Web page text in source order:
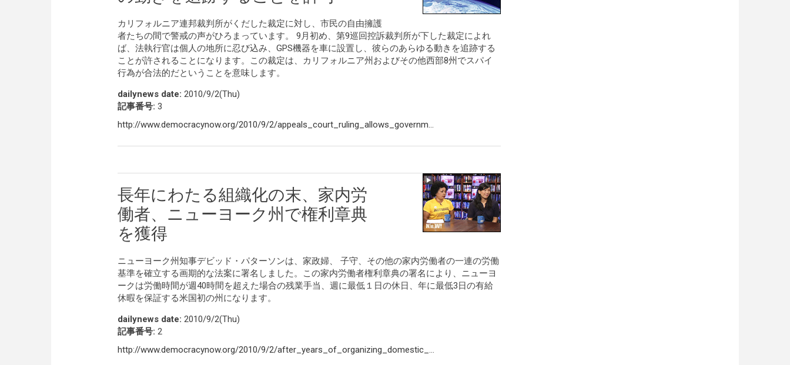
カリフォルニア連邦裁判所がくだした裁定に対し、市民の自由擁護
者たちの間で警戒の声がひろまっています。 9月初め、第9巡回控訴裁判所が下した裁定によれ
ば、法執行官は個人の地所に忍び込み、GPS機器を車に設置し、彼らのあらゆる動きを追跡する
ことが許されることになります。この裁定は、カリフォルニア州およびその他西部8州でスパイ
行為が合法的だということを意味します。
dailynews date: 2010/9/2(Thu)
記事番号: 3
http://www.democracynow.org/2010/9/2/appeals_court_ruling_allows_governm...
長年にわたる組織化の末、家内労
働者、ニューヨーク州で権利章典
を獲得
ニューヨーク州知事デビッド・パターソンは、家政婦、 子守、その他の家内労働者の一連の労働
基準を確立する画期的な法案に署名しました。この家内労働者権利章典の署名により、ニューヨ
ークは労働時間が週40時間を超えた場合の残業手当、週に最低１日の休日、年に最低3日の有給
休暇を保証する米国初の州になります。
dailynews date: 2010/9/2(Thu)
記事番号: 2
http://www.democracynow.org/2010/9/2/after_years_of_organizing_domestic_...